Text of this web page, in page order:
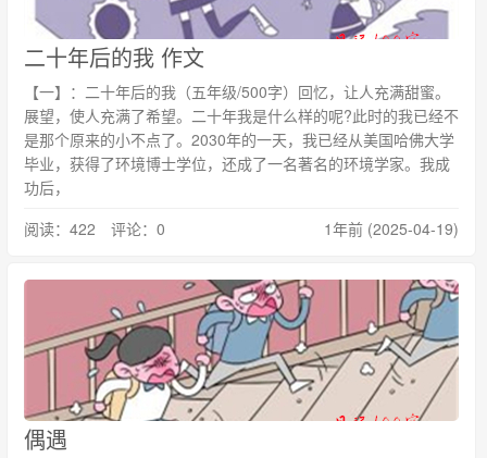
二十年后的我 作文
【一】：二十年后的我（五年级/500字）回忆，让人充满甜蜜。
展望，使人充满了希望。二十年我是什么样的呢?此时的我已经不
是那个原来的小不点了。2030年的一天，我已经从美国哈佛大学
毕业，获得了环境博士学位，还成了一名著名的环境学家。我成
功后，
阅读：422 评论：0
1年前 (2025-04-19)
偶遇